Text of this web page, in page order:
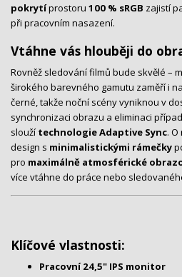
pokrytíprostoru 100 % sRGB zajistí
při pracovním nasazení.
Vtáhne vás hlouběji do
Rovněž sledování filmů bude skvělé –
širokého barevného gamutu zaměří i
černé, takže noční scény vyniknou v
synchronizaci obrazu a eliminaci
slouží technologie Adaptive Sync.
design s minimalistickými rámečky
pro maximálně atmosférické
více vtáhne do práce nebo
Klíčové vlastnosti:
Pracovní 24,5" IPS monitor